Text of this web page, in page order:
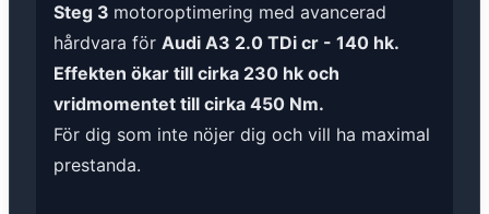
Steg 3 motoroptimering med avancerad
hårdvara för Audi A3 2.0 TDi cr - 140 hk.
Effekten ökar till cirka 230 hk och
vridmomentet till cirka 450 Nm.
För dig som inte nöjer dig och vill ha maximal
prestanda.